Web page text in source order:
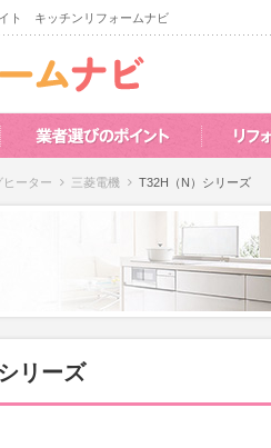
ト キッチンリフォームナビ
ヒーター 三菱電機 T32H（N）シリーズ
リーズ